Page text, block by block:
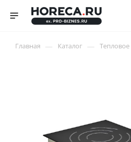
Главная — Каталог —